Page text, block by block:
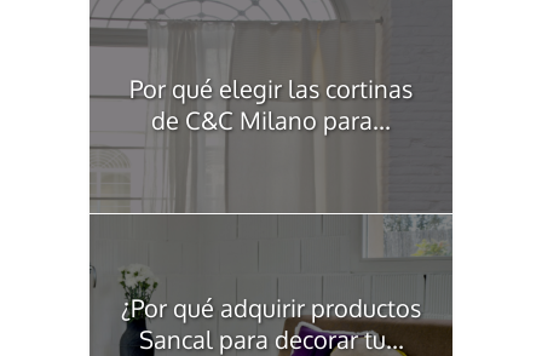
Por qué elegir las cortinas
de C&C Milano para...
¿Por qué adquirir productos
Sancal para decorar tu...